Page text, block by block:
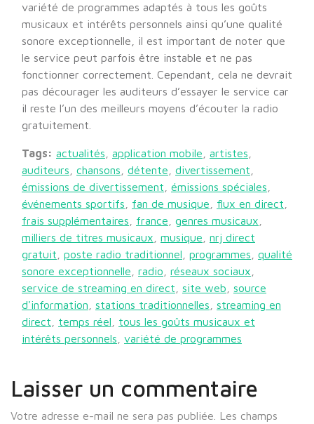
variété de programmes adaptés à tous les goûts
musicaux et intérêts personnels ainsi qu’une qualité
sonore exceptionnelle, il est important de noter que
le service peut parfois être instable et ne pas
fonctionner correctement. Cependant, cela ne devrait
pas décourager les auditeurs d’essayer le service car
il reste l’un des meilleurs moyens d’écouter la radio
gratuitement.
Tags: actualités application mobile artistes
auditeurs
chansons détente divertissement
émissions de divertissement
émissions spéciales
événements sportifs
fan de musique flux en direct
frais supplémentaires
france genres musicaux
milliers de titres musicaux
musique
nrj direct
gratuit
poste radio traditionnel programmes
qualité
sonore exceptionnelle
radio réseaux sociaux
service de streaming en direct
site web
source
d'information
stations traditionnelles
streaming en
direct
temps réel
tous les goûts musicaux et
intérêts personnels
variété de programmes
Laisser un commentaire
Votre adresse e-mail ne sera pas publiée. Les champs